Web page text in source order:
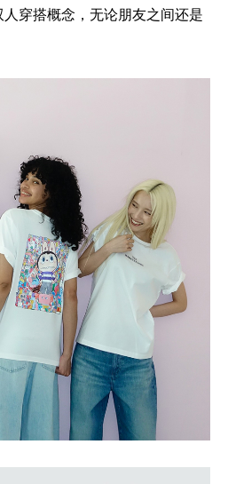
穿搭概念，无论朋友之间还是